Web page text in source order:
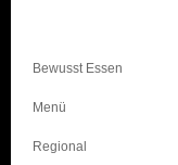
Bewusst Essen
Menü
Regional